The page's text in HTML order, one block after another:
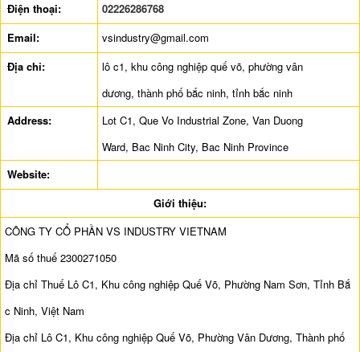
Điện thoại:
02226286768
Email:
vsindustry@gmail.com
Địa chỉ:
lô c1, khu công nghiệp quế võ, phường vân
dương, thành phố bắc ninh, tỉnh bắc ninh
Address:
Lot C1, Que Vo Industrial Zone, Van Duong
Ward, Bac Ninh City, Bac Ninh Province
Website:
Giới thiệu:
CÔNG TY CỔ PHẦN VS INDUSTRY VIETNAM
Mã số thuế 2300271050
Địa chỉ Thuế Lô C1, Khu công nghiệp Quế Võ, Phường Nam Sơn, Tỉnh Bắ
c Ninh, Việt Nam
Địa chỉ Lô C1, Khu công nghiệp Quế Võ, Phường Vân Dương, Thành phố